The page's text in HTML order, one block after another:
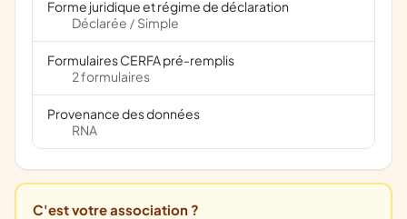
Forme juridique et régime de déclaration
Déclarée / Simple
Formulaires CERFA pré-remplis
2 formulaires
Provenance des données
RNA
C'est votre association ?